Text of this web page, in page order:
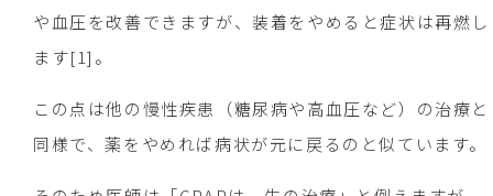
や血圧を改善できますが、装着をやめると症状は再燃し
ます[1]。
この点は他の慢性疾患（糖尿病や高血圧など）の治療と
同様で、薬をやめれば病状が元に戻るのと似ています。